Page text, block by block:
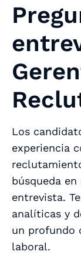
Los
experiencia
búsqueda
entrevista.
analíticas y
un profundo
laboral.